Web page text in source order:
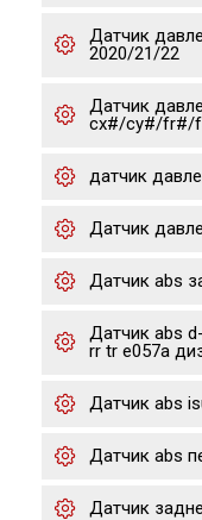
Датчик
2020/21/22
Датчик
cx#/cy#/fr#/
датчик
Датчик
Датчик abs
Датчик abs
rr tr e057a
Датчик abs
Датчик abs
Датчик